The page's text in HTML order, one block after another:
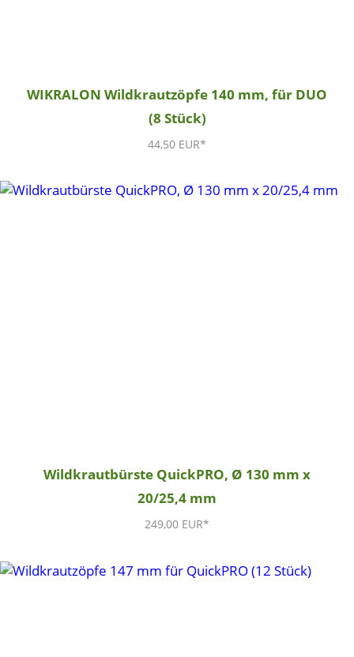
WIKRALON Wildkrautzöpfe 140 mm, für DUO
(8 Stück)
44,50 EUR*
Wildkrautbürste QuickPRO, Ø 130 mm x
20/25,4 mm
249,00 EUR*